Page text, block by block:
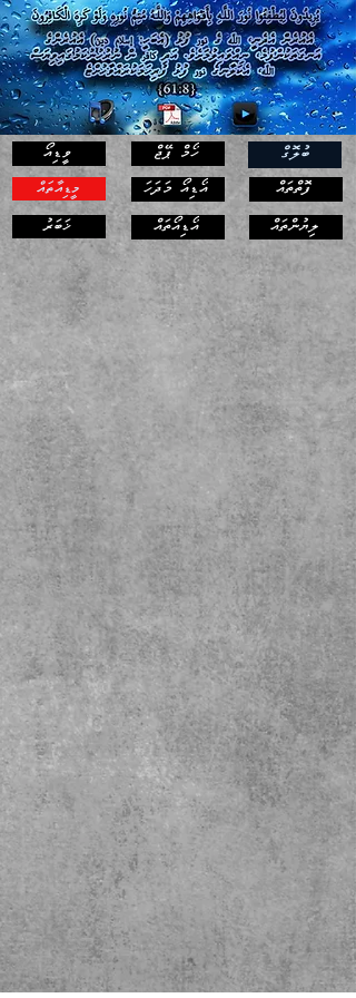
ވީޑިއޯ
މީޑިއާތައް
ޚަބަރު
ހޯމް ޕޭޖް
އޯޑިއޯ މަދަހަ
އޯޑިއޯތައް
ބުލޮގް
ފޮތްތައް
ލިޔުންތައް